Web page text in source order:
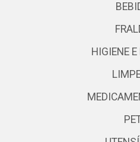
HIGIENE